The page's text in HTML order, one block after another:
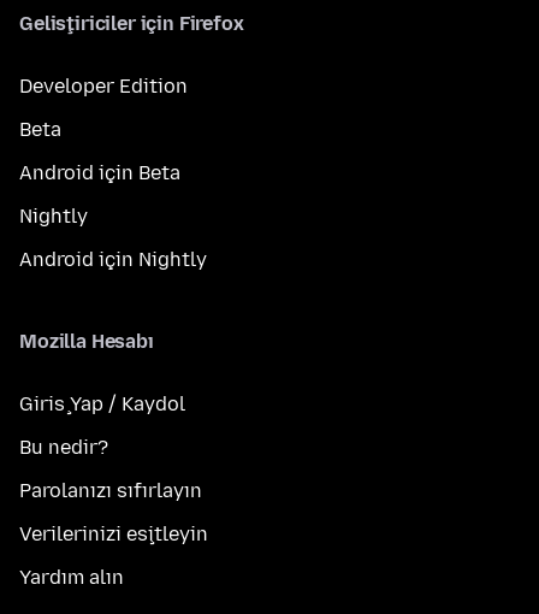
Geliştiriciler için Firefox
Developer Edition
Beta
Android için Beta
Nightly
Android için Nightly
Mozilla Hesabı
Giriş Yap / Kaydol
Bu nedir?
Parolanızı sıfırlayın
Verilerinizi eşitleyin
Yardım alın